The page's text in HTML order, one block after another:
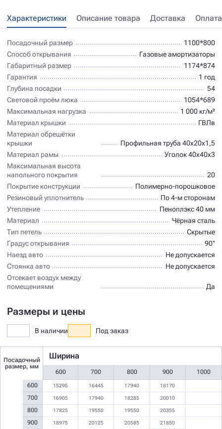
Характеристики Описание товара Доставка Оплата
Посадочный размер
1100*800
Способ открывания
Газовые амортизаторы
Габаритный размер
1174*874
Гарантия
1 год
Глубина посадки
54
Световой проём люка
1054*689
Максимальная нагрузка
1 000 кг/м²
Материал крышки
ГВЛв
Материал обрешётки
крышки
Профильная труба 40х20х1,5
Материал рамы
Уголок 40х40х3
Максимальная высота
напольного покрытия
20
Покрытие конструкции
Полимерно-порошковое
Резиновый уплотнитель
По 4-м сторонам
Утепление
Пеноплэкс 40 мм
Материал
Чёрная сталь
Тип петель
Скрытые
Градус открывания
90°
Наезд авто
Не допускается
Стоянка авто
Не допускается
Отсекает воздух между
помещениями
Да
Размеры и цены
В наличии Под заказ
Посадочный
размер, мм
Ширина
600 700 800 900 1000
600
700
800
900
15295 16445 17940 18170
16905 17940 18285 20010
17825 19550 19550 20355
18975 20125 20585 21850